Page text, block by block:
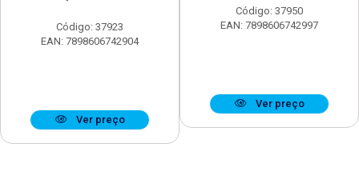
Código: 37923
EAN: 7898606742904
Ver preço
Código: 37950
EAN: 7898606742997
Ver preço